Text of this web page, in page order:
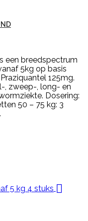
een breedspectrum
5kg op basis
125mg.
, zweep-, long- en
Dosering:
50 – 75 kg: 3
